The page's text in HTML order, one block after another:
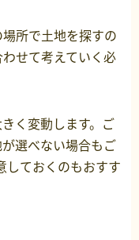
所で土地を探すの
せて考えていく必
く変動します。ご
選べない場合もご
しておくのもおすす